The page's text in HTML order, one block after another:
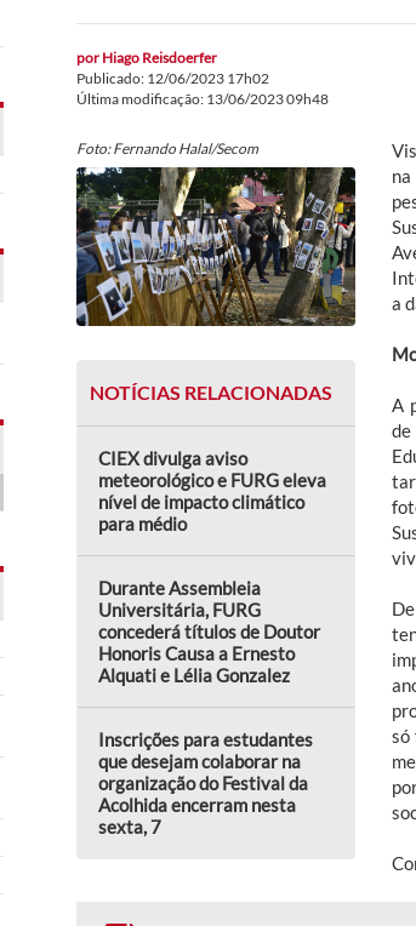
por Hiago Reisdoerfer
Publicado: 12/06/2023 17h02
Última modificação: 13/06/2023 09h48
Foto: Fernando Halal/Secom
a
NOTÍCIAS RELACIONADAS
CIEX divulga aviso
meteorológico e FURG eleva
nível de impacto climático
para médio
Durante Assembleia
Universitária, FURG
concederá títulos de Doutor
Honoris Causa a Ernesto
Alquati e Lélia Gonzalez
Inscrições para estudantes
que desejam colaborar na
organização do Festival da
Acolhida encerram nesta
sexta, 7
A
só